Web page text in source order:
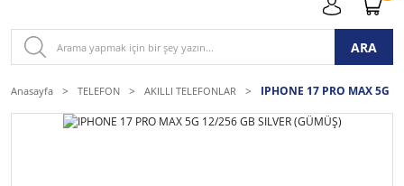
ARA
Anasayfa TELEFON AKILLI TELEFONLAR IPHONE 17 PRO MAX 5G